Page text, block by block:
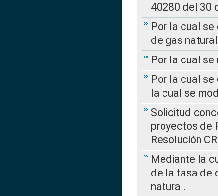
40280 del 30
Por la cual
de gas natural
Por la cual se
Por la cual se
la cual se
Solicitud
proyectos de
Resolución
Mediante la
de la tasa de
natural.